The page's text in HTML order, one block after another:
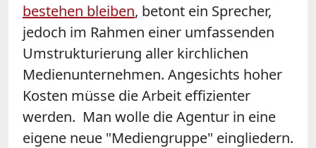
bestehen bleiben, betont ein Sprecher,
jedoch im Rahmen einer umfassenden
Umstrukturierung aller kirchlichen
Medienunternehmen. Angesichts hoher
Kosten müsse die Arbeit effizienter
werden. Man wolle die Agentur in eine
eigene neue "Mediengruppe" eingliedern.